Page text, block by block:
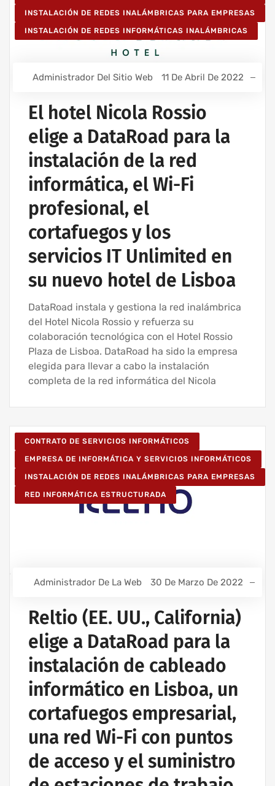
INSTALACIÓN DE REDES INALÁMBRICAS PARA EMPRESAS
INSTALACIÓN DE REDES INFORMÁTICAS INALÁMBRICAS
Administrador Del Sitio Web 11 De Abril De 2022
El hotel Nicola Rossio
elige a DataRoad para la
instalación de la red
informática, el Wi-Fi
profesional, el
cortafuegos y los
servicios IT Unlimited en
su nuevo hotel de Lisboa
DataRoad instala y gestiona la red inalámbrica
del Hotel Nicola Rossio y refuerza su
colaboración tecnológica con el Hotel Rossio
Plaza de Lisboa. DataRoad ha sido la empresa
elegida para llevar a cabo la instalación
completa de la red informática del Nicola
CONTRATO DE SERVICIOS INFORMÁTICOS
EMPRESA DE INFORMÁTICA Y SERVICIOS INFORMÁTICOS
INSTALACIÓN DE REDES INALÁMBRICAS PARA EMPRESAS
RED INFORMÁTICA ESTRUCTURADA
Administrador De La Web 30 De Marzo De 2022
Reltio (EE. UU., California)
elige a DataRoad para la
instalación de cableado
informático en Lisboa, un
cortafuegos empresarial,
una red Wi-Fi con puntos
de acceso y el suministro